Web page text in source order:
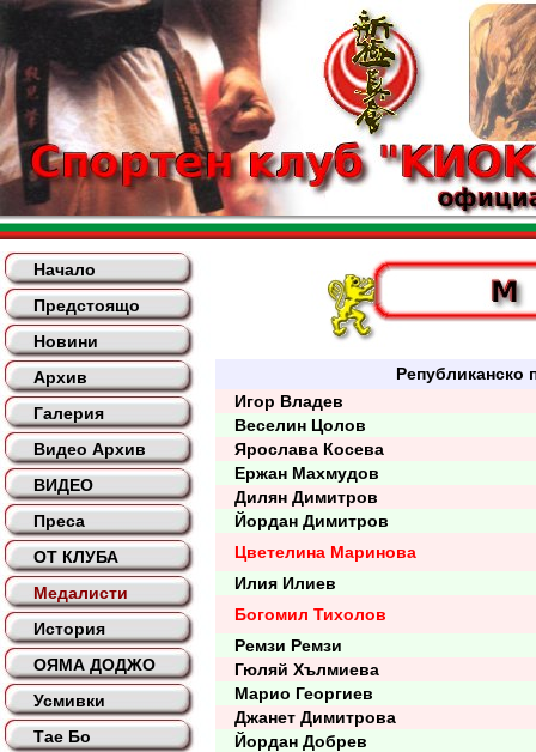
Начало
Предстоящо
Новини
Архив
Галерия
Видео Архив
ВИДЕО
Преса
ОТ КЛУБА
Медалисти
История
ОЯМА ДОДЖО
Усмивки
Тае Бо
Републиканско
Игор Владев
Веселин Цолов
Ярослава Косева
Ержан Махмудов
Дилян Димитров
Йордан Димитров
Цветелина Маринова
Илия Илиев
Богомил Тихолов
Ремзи Ремзи
Гюляй Хълмиева
Марио Георгиев
Джанет Димитрова
Йордан Добрев